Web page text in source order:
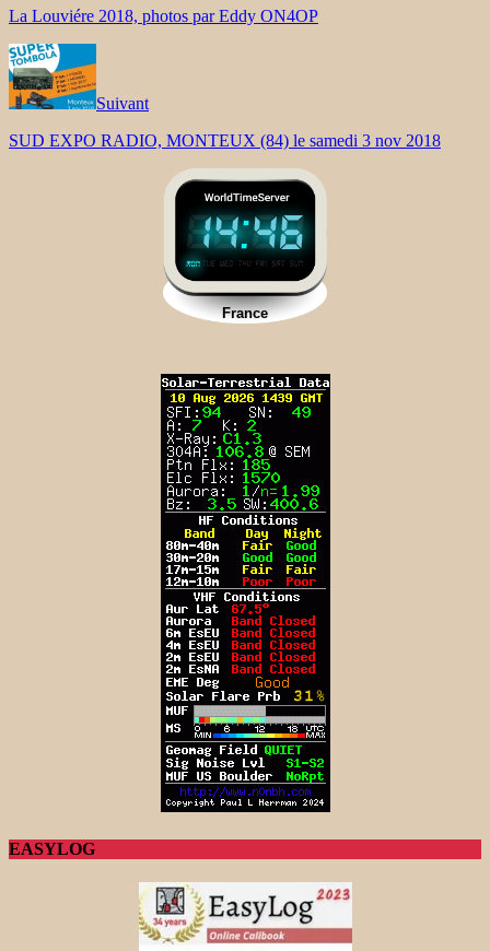
La Louviére 2018, photos par Eddy ON4OP
Suivant
SUD EXPO RADIO, MONTEUX (84) le samedi 3 nov 2018
EASYLOG